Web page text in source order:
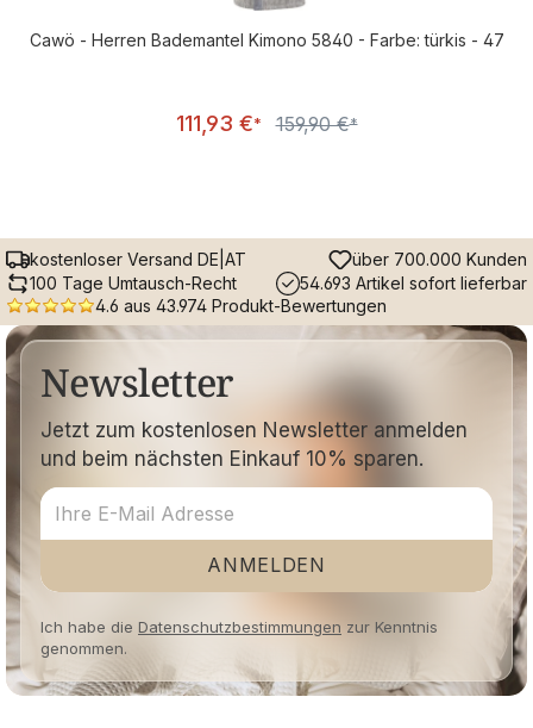
Cawö - Herren Bademantel Kimono 5840 - Farbe: türkis - 47
111,93 €* Regulärer Preis:
159,90 €*
kostenloser Versand DE|AT
über 700.000 Kunden
100 Tage Umtausch-Recht
54.693 Artikel sofort lieferbar
4.6 aus 43.974 Produkt-Bewertungen
Newsletter
Jetzt zum kostenlosen Newsletter anmelden
und beim nächsten Einkauf 10% sparen.
ANMELDEN
Ich habe die Datenschutzbestimmungen zur Kenntnis
genommen.